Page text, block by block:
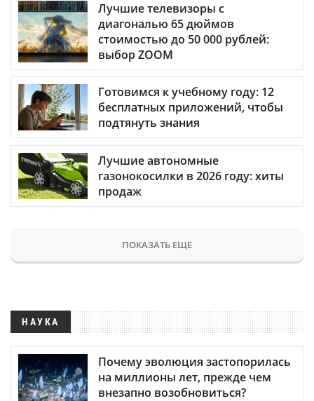
Лучшие телевизоры с
диагональю 65 дюймов
стоимостью до 50 000 рублей:
выбор ZOOM
Готовимся к учебному году: 12
бесплатных приложений, чтобы
подтянуть знания
Лучшие автономные
газонокосилки в 2026 году: хиты
продаж
ПОКАЗАТЬ ЕЩЕ
НАУКА
Почему эволюция застопорилась
на миллионы лет, прежде чем
внезапно возобновиться?